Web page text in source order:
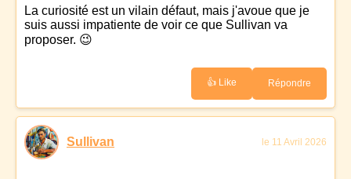
La curiosité est un vilain défaut, mais j'avoue que je
suis aussi impatiente de voir ce que Sullivan va
proposer. 😉
👍 Like Répondre
Sullivan le 11 Avril 2026